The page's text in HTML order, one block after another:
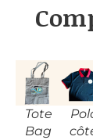
Tote
Bag